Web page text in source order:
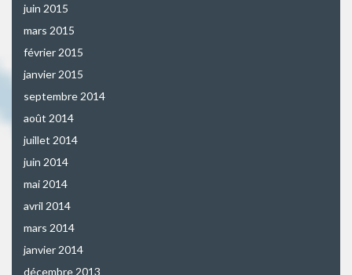
juin 2015
mars 2015
février 2015
janvier 2015
septembre 2014
août 2014
juillet 2014
juin 2014
mai 2014
avril 2014
mars 2014
janvier 2014
décembre 2013